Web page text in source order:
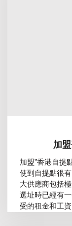
加
加盟”香港自提
使到自提點很
大供應商包括
選址時已經有
受的租金和工